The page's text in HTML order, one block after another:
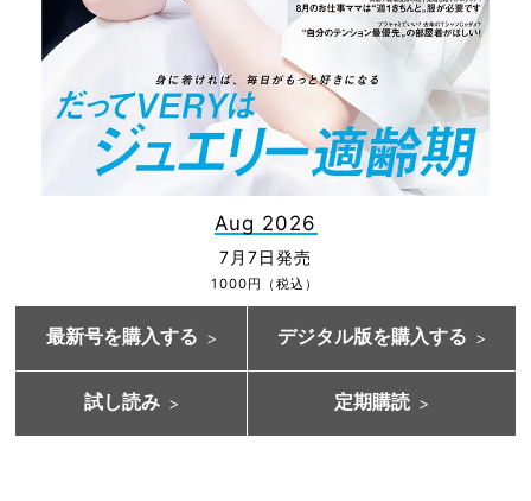
Aug 2026
7月7日発売
1000円（税込）
最新号を購入する デジタル版を購入する
試し読み 定期購読